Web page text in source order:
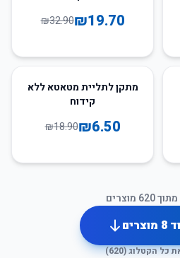
₪19.70
₪32.90
66%מתקן לתליית מטאטא ללא
קידוח
₪6.50
₪18.90
מתוך620 מוצרים
8 מוצרים
כל הקטלוג (620
)